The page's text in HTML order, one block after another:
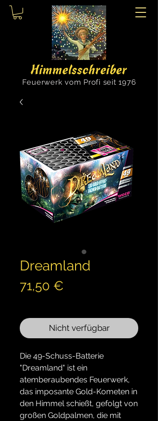
Himmelsschreiber
Feuerwerk vom Profi seit 1976
Dreamland
71,50 €
Nicht verfügbar
Die 49-Schuss-Batterie
"Dreamland" ist ein
atemberaubendes Feuerwerk,
das imposante Gold-Kometen in
den Himmel schießt, gefolgt von
großen Goldpalmen, die mit